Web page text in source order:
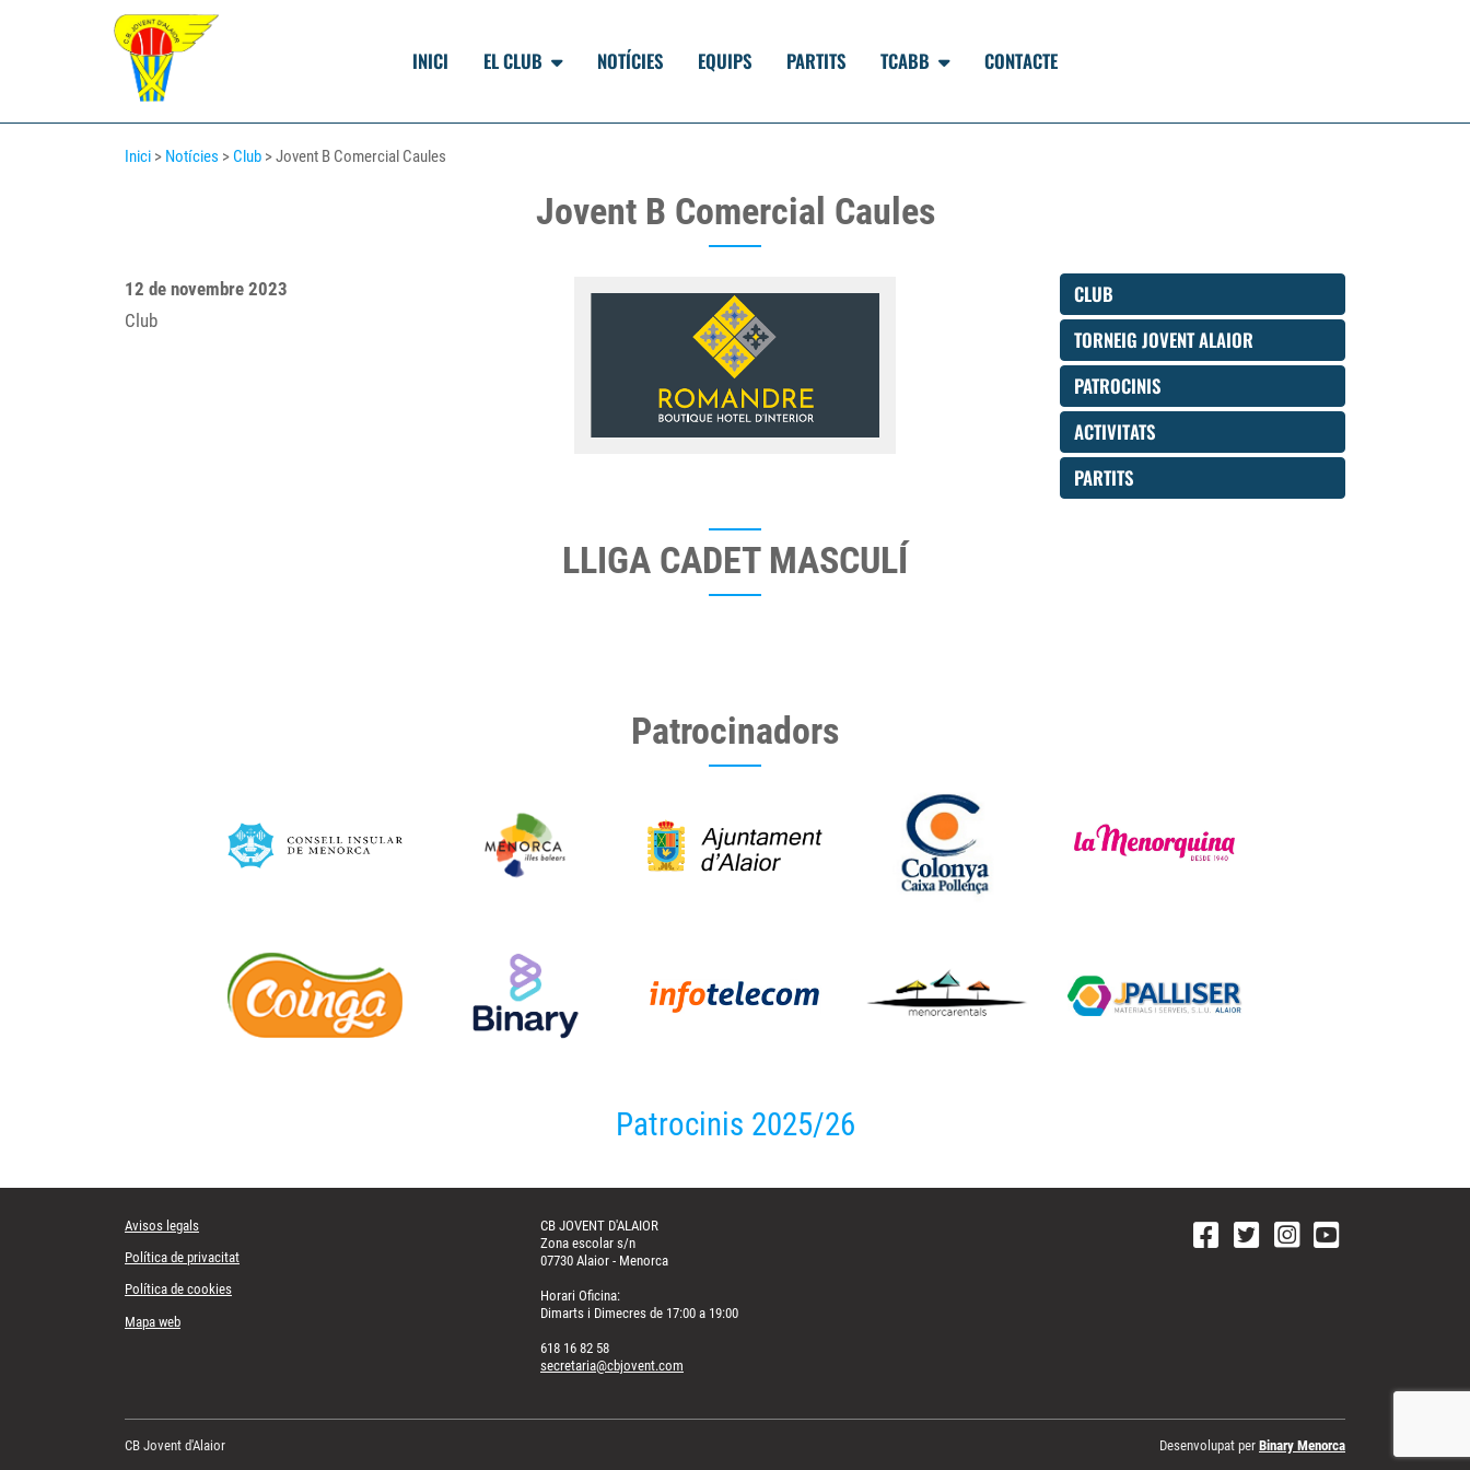
INICI EL CLUB NOTÍCIES EQUIPS PARTITS TCABB CONTACTE
Inici > Notícies >Club > Jovent B Comercial Caules
Jovent B Comercial Caules
12 de novembre 2023
Club
LLIGA CADET MASCULÍ
CLUB
TORNEIG JOVENT ALAIOR
PATROCINIS
ACTIVITATS
PARTITS
Patrocinadors
Patrocinis 2025/26
Avisos legals
Política de privacitat
Política de cookies
Mapa web
CB JOVENT D'ALAIOR
Zona escolar s/n
07730 Alaior - Menorca
Horari Oficina:
Dimarts i Dimecres de 17:00 a 19:00
618 16 82 58
secretaria@cbjovent.com
CB Jovent d'Alaior Desenvolupat per Binary Menorca